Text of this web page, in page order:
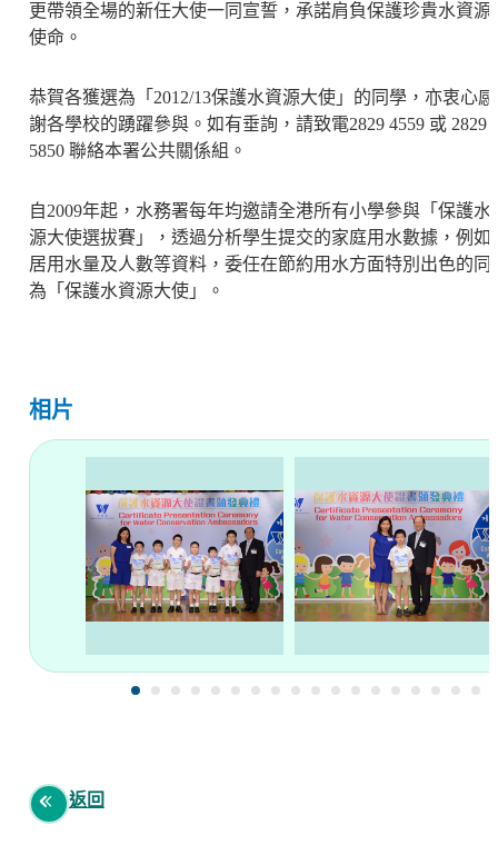
更帶領全場的新任大使一同宣誓，承諾肩負保護珍貴水資源
使命。
恭賀各獲選為「2012/13保護水資源大使」的同學，亦衷心感
謝各學校的踴躍參與。如有垂詢，請致電2829 4559 或 2829
5850 聯絡本署公共關係組。
自2009年起，水務署每年均邀請全港所有小學參與「保護水
源大使選拔賽」，透過分析學生提交的家庭用水數據，例如
居用水量及人數等資料，委任在節約用水方面特別出色的同
為「保護水資源大使」。
相片
返回